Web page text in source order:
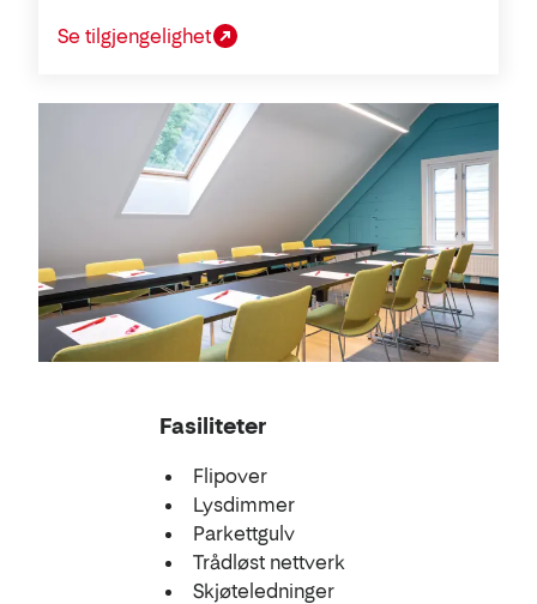
Se tilgjengelighet
Konferanse
Fasiliteter
Flipover
Lysdimmer
Parkettgulv
Trådløst nettverk
Skjøteledninger